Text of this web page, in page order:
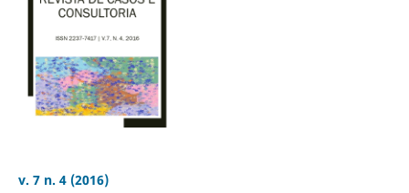
v. 7 n. 4 (2016)